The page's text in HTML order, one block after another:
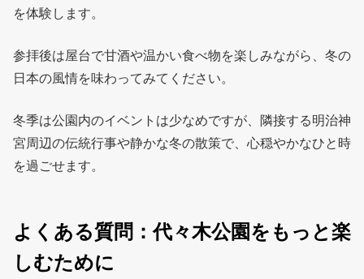
を体験します。
参拝後は屋台で甘酒や温かい食べ物を楽しみながら、冬の
日本の風情を味わってみてください。
冬季は公園内のイベントは少なめですが、隣接する明治神
宮周辺の伝統行事や静かな冬の散策で、心穏やかなひと時
を過ごせます。
よくある質問：代々木公園をもっと楽
しむために